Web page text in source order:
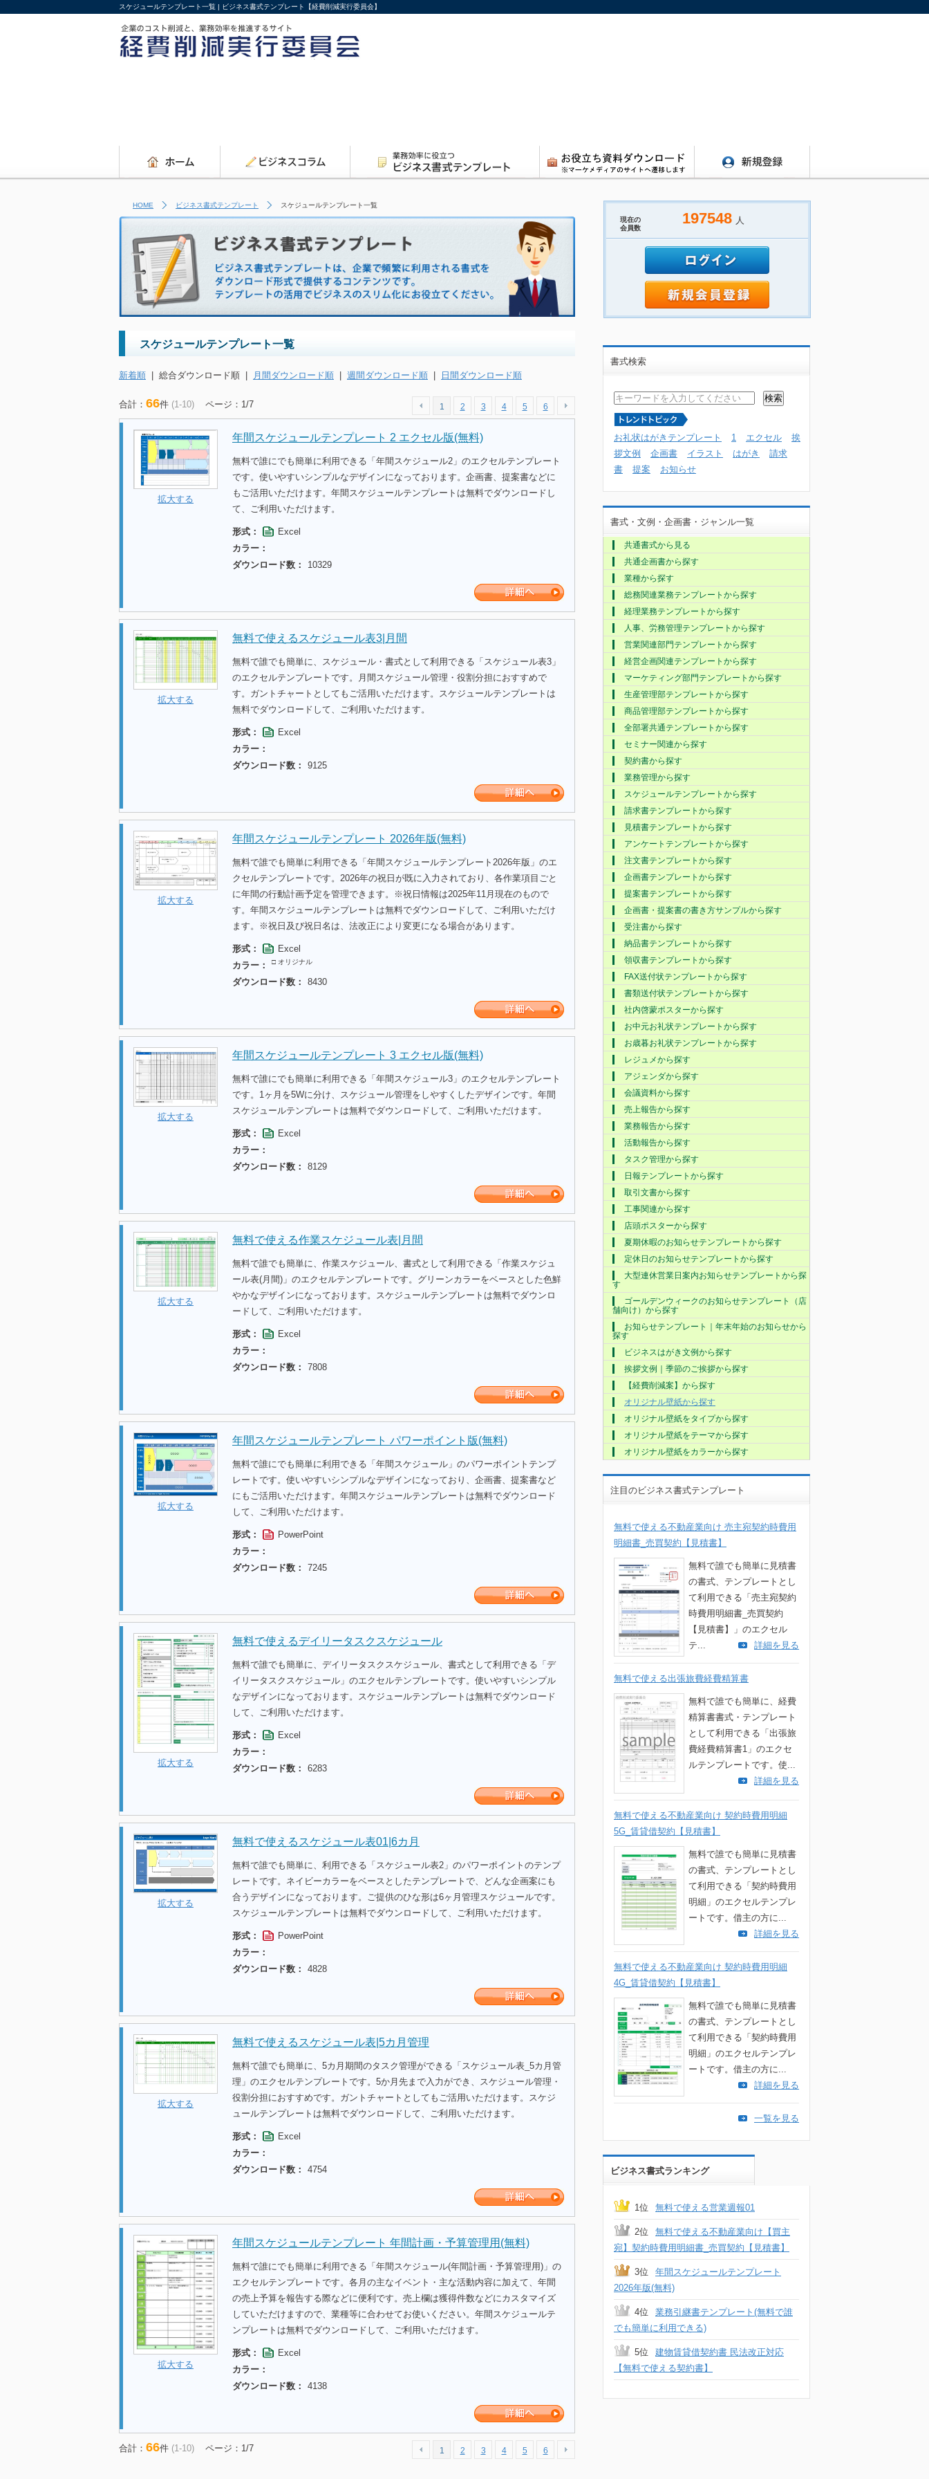
スケジュールテンプレート一覧 | ビジネス書式テンプレート【経費削減実行委員会】
HOME ビジネス書式テンプレート スケジュールテンプレート一覧
スケジュールテンプレート一覧
新着順 | 総合ダウンロード順 | 月間ダウンロード順 | 週間ダウンロード順 | 日間ダウンロード順
合計： 66件 (1-10) ページ：1/7 1 2 3 4 5 6
拡大する
年間スケジュールテンプレート 2 エクセル版(無料)
無料で誰にでも簡単に利用できる「年間スケジュール2」のエクセルテンプレート
です。使いやすいシンプルなデザインになっております。企画書、提案書などに
もご活用いただけます。年間スケジュールテンプレートは無料でダウンロードし
て、ご利用いただけます。
形式：
Excel
カラー：
ダウンロード数：
10329
拡大する
無料で使えるスケジュール表3|月間
無料で誰でも簡単に、スケジュール・書式として利用できる「スケジュール表3」
のエクセルテンプレートです。月間スケジュール管理・役割分担におすすめで
す。ガントチャートとしてもご活用いただけます。スケジュールテンプレートは
無料でダウンロードして、ご利用いただけます。
形式：
Excel
カラー：
ダウンロード数：
9125
拡大する
年間スケジュールテンプレート 2026年版(無料)
無料で誰でも簡単に利用できる「年間スケジュールテンプレート2026年版」のエ
クセルテンプレートです。2026年の祝日が既に入力されており、各作業項目ごと
に年間の行動計画予定を管理できます。※祝日情報は2025年11月現在のもので
す。年間スケジュールテンプレートは無料でダウンロードして、ご利用いただけ
ます。※祝日及び祝日名は、法改正により変更になる場合があります。
形式：
Excel
カラー：
□ オリジナル
ダウンロード数： 8430
拡大する
年間スケジュールテンプレート 3 エクセル版(無料)
無料で誰にでも簡単に利用できる「年間スケジュール3」のエクセルテンプレート
です。1ヶ月を5Wに分け、スケジュール管理をしやすくしたデザインです。年間
スケジュールテンプレートは無料でダウンロードして、ご利用いただけます。
形式：
Excel
カラー：
ダウンロード数：
8129
拡大する
無料で使える作業スケジュール表|月間
無料で誰でも簡単に、作業スケジュール、書式として利用できる「作業スケジュ
ール表(月間)」のエクセルテンプレートです。グリーンカラーをベースとした色鮮
やかなデザインになっております。スケジュールテンプレートは無料でダウンロ
ードして、ご利用いただけます。
形式：
Excel
カラー：
ダウンロード数：
7808
拡大する
年間スケジュールテンプレート パワーポイント版(無料)
無料で誰にでも簡単に利用できる「年間スケジュール」のパワーポイントテンプ
レートです。使いやすいシンプルなデザインになっており、企画書、提案書など
にもご活用いただけます。年間スケジュールテンプレートは無料でダウンロード
して、ご利用いただけます。
形式：
PowerPoint
カラー：
ダウンロード数：
7245
拡大する
無料で使えるデイリータスクスケジュール
無料で誰でも簡単に、デイリータスクスケジュール、書式として利用できる「デ
イリータスクスケジュール」のエクセルテンプレートです。使いやすいシンプル
なデザインになっております。スケジュールテンプレートは無料でダウンロード
して、ご利用いただけます。
形式：
Excel
カラー：
ダウンロード数：
6283
拡大する
無料で使えるスケジュール表01|6カ月
無料で誰でも簡単に、利用できる「スケジュール表2」のパワーポイントのテンプ
レートです。ネイビーカラーをベースとしたテンプレートで、どんな企画案にも
合うデザインになっております。ご提供のひな形は6ヶ月管理スケジュールです。
スケジュールテンプレートは無料でダウンロードして、ご利用いただけます。
形式：
PowerPoint
カラー：
ダウンロード数：
4828
拡大する
無料で使えるスケジュール表|5カ月管理
無料で誰でも簡単に、5カ月期間のタスク管理ができる「スケジュール表_5カ月管
理」のエクセルテンプレートです。5か月先まで入力ができ、スケジュール管理・
役割分担におすすめです。ガントチャートとしてもご活用いただけます。スケジ
ュールテンプレートは無料でダウンロードして、ご利用いただけます。
形式：
Excel
カラー：
ダウンロード数：
4754
拡大する
年間スケジュールテンプレート 年間計画・予算管理用(無料)
無料で誰にでも簡単に利用できる「年間スケジュール(年間計画・予算管理用)」の
エクセルテンプレートです。各月の主なイベント・主な活動内容に加えて、年間
の売上予算を報告する際などに便利です。売上欄は獲得件数などにカスタマイズ
していただけますので、業種等に合わせてお使いください。年間スケジュールテ
ンプレートは無料でダウンロードして、ご利用いただけます。
形式：
Excel
カラー：
ダウンロード数：
4138
合計： 66件 (1-10) ページ：1/7 1 2 3 4 5 6
現在の
会員数
197548 人
書式検索
お礼状はがきテンプレート 1 エクセル
挨
拶文例
企画書 イラスト はがき
請求
書
提案 お知らせ
書式・文例・企画書・ジャンル一覧
共通書式から見る
共通企画書から探す
業種から探す
総務関連業務テンプレートから探す
経理業務テンプレートから探す
人事、労務管理テンプレートから探す
営業関連部門テンプレートから探す
経営企画関連テンプレートから探す
マーケティング部門テンプレートから探す
生産管理部テンプレートから探す
商品管理部テンプレートから探す
全部署共通テンプレートから探す
セミナー関連から探す
契約書から探す
業務管理から探す
スケジュールテンプレートから探す
請求書テンプレートから探す
見積書テンプレートから探す
アンケートテンプレートから探す
注文書テンプレートから探す
企画書テンプレートから探す
提案書テンプレートから探す
企画書・提案書の書き方サンプルから探す
受注書から探す
納品書テンプレートから探す
領収書テンプレートから探す
FAX送付状テンプレートから探す
書類送付状テンプレートから探す
社内啓蒙ポスターから探す
お中元お礼状テンプレートから探す
お歳暮お礼状テンプレートから探す
レジュメから探す
アジェンダから探す
会議資料から探す
売上報告から探す
業務報告から探す
活動報告から探す
タスク管理から探す
日報テンプレートから探す
取引文書から探す
工事関連から探す
店頭ポスターから探す
夏期休暇のお知らせテンプレートから探す
定休日のお知らせテンプレートから探す
大型連休営業日案内お知らせテンプレートから探
す
ゴールデンウィークのお知らせテンプレート（店
舗向け）から探す
お知らせテンプレート｜年末年始のお知らせから
探す
ビジネスはがき文例から探す
挨拶文例｜季節のご挨拶から探す
【経費削減案】から探す
オリジナル壁紙から探す
オリジナル壁紙をタイプから探す
オリジナル壁紙をテーマから探す
オリジナル壁紙をカラーから探す
注目のビジネス書式テンプレート
無料で使える不動産業向け 売主宛契約時費用
明細書_売買契約【見積書】
無料で誰でも簡単に見積書
の書式、テンプレートとし
て利用できる「売主宛契約
時費用明細書_売買契約
【見積書】」のエクセル
テ...
詳細を見る
無料で使える出張旅費経費精算書
無料で誰でも簡単に、経費
精算書書式・テンプレート
として利用できる「出張旅
費経費精算書1」のエクセ
ルテンプレートです。使...
詳細を見る
無料で使える不動産業向け 契約時費用明細
5G_賃貸借契約【見積書】
無料で誰でも簡単に見積書
の書式、テンプレートとし
て利用できる「契約時費用
明細」のエクセルテンプレ
ートです。借主の方に...
詳細を見る
無料で使える不動産業向け 契約時費用明細
4G_賃貸借契約【見積書】
無料で誰でも簡単に見積書
の書式、テンプレートとし
て利用できる「契約時費用
明細」のエクセルテンプレ
ートです。借主の方に...
詳細を見る
一覧を見る
ビジネス書式ランキング
1位 無料で使える営業週報01
2位
無料で使える不動産業向け【買主
宛】契約時費用明細書_売買契約【見積書】
3位
年間スケジュールテンプレート
2026年版(無料)
4位
業務引継書テンプレート(無料で誰
でも簡単に利用できる)
5位
建物賃貸借契約書 民法改正対応
【無料で使える契約書】